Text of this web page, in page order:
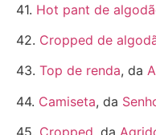
41. Hot pant de
42. Cropped de
43. Top de renda, da
44. Camiseta, da